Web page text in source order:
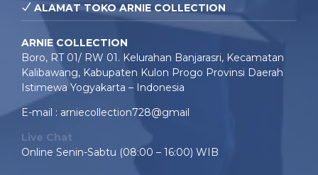
ALAMAT TOKO ARNIE COLLECTION
ARNIE COLLECTION
Boro, RT 01/ RW 01. Kelurahan Banjarasri, Kecamatan
Kalibawang, Kabupaten Kulon Progo Provinsi Daerah
Istimewa Yogyakarta – Indonesia
E-mail : arniecollection728@gmail
Live Chat
Online Senin-Sabtu (08:00 – 16:00) WIB